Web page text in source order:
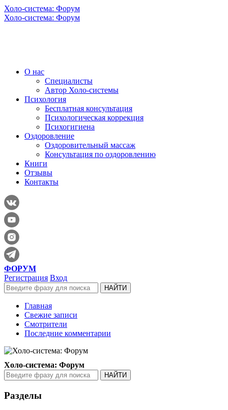
Холо-система: Форум
Холо-система: Форум
О нас
Специалисты
Автор Холо-системы
Психология
Бесплатная консультация
Психологическая коррекция
Психогигиена
Оздоровление
Оздоровительный массаж
Консультация по оздоровлению
Книги
Отзывы
Контакты
ФОРУМ
Регистрация Вход
Главная
Свежие записи
Смотрители
Последние комментарии
Холо-система: Форум
Разделы